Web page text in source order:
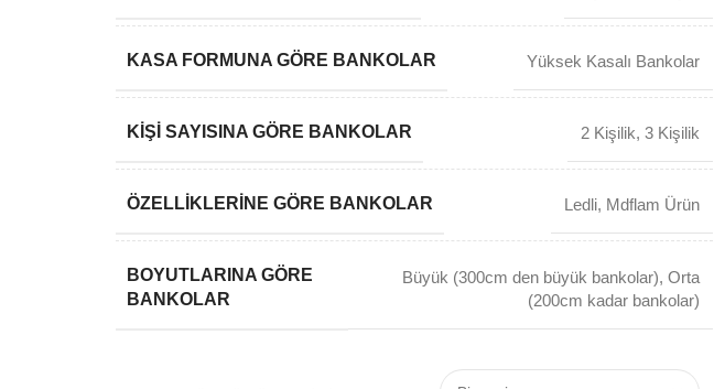
KASA FORMUNA GÖRE BANKOLAR Yüksek Kasalı Bankolar
KIŞI SAYISINA GÖRE BANKOLAR 2 Kişilik,3 Kişilik
ÖZELLIKLERINE GÖRE BANKOLAR Ledli, Mdflam Ürün
BOYUTLARINA GÖRE
BANKOLAR
Büyük (300cm den büyük bankolar),Orta
(200cm kadar bankolar)